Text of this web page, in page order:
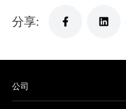
分享:
公司